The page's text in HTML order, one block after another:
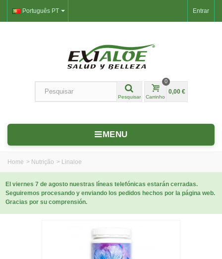
Entrar
Português PT
Pesquisar Carrinho
0
0,00 €
MENU
Home > Nutrição > Linaloe
El viernes 7 de agosto nuestras líneas telefónicas estarán cerradas.
Seguiremos procesando y enviando los pedidos hechos por la página web.
Gracias por su comprensión.